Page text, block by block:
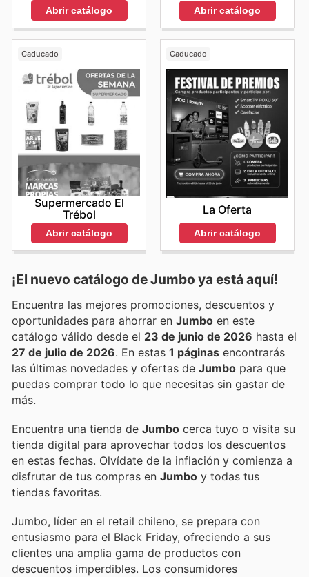
Abrir catálogo Abrir catálogo
Caducado
Supermercado El
Trébol
Abrir catálogo
Caducado
La Oferta
Abrir catálogo
¡El nuevo catálogo deJumbo ya está aquí!
Encuentra las mejores promociones, descuentos y
oportunidades para ahorrar en Jumbo en este
catálogo válido desde el 23 de junio de 2026 hasta el
27 de julio de 2026 . En estas 1 páginas encontrarás
las últimas novedades y ofertas de Jumbo para que
puedas comprar todo lo que necesitas sin gastar de
más.
Encuentra una tienda de Jumbo cerca tuyo o visita su
tienda digital para aprovechar todos los descuentos
en estas fechas. Olvídate de la inflación y comienza a
disfrutar de tus compras en Jumbo y todas tus
tiendas favoritas.
Jumbo, líder en el retail chileno, se prepara con
entusiasmo para el Black Friday, ofreciendo a sus
clientes una amplia gama de productos con
descuentos imperdibles. Los consumidores